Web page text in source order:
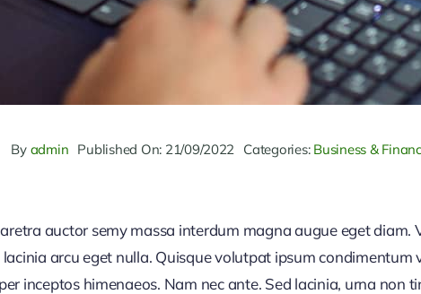
By admin Published On: 21/09/2022 Categories: Business &
auctor semy massa interdum magna augue eget
arcu eget nulla. Quisque volutpat ipsum condimentum
inceptos himenaeos. Nam nec ante. Sed lacinia, urna non